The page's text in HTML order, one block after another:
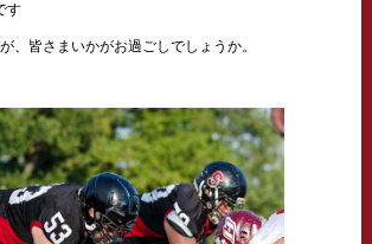
す
、皆さまいかがお過ごしでしょうか。